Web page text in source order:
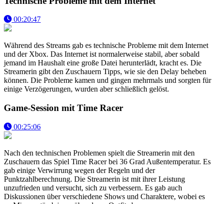
00:20:47
Während des Streams gab es technische Probleme mit dem Internet
und der Xbox. Das Internet ist normalerweise stabil, aber sobald
jemand im Haushalt eine große Datei herunterlädt, kracht es. Die
Streamerin gibt den Zuschauern Tipps, wie sie den Delay beheben
können. Die Probleme kamen und gingen mehrmals und sorgten für
einige Verzögerungen, wurden aber schließlich gelöst.
Game-Session mit Time Racer
00:25:06
Nach den technischen Problemen spielt die Streamerin mit den
Zuschauern das Spiel Time Racer bei 36 Grad Außentemperatur. Es
gab einige Verwirrung wegen der Regeln und der
Punktzahlberechnung. Die Streamerin ist mit ihrer Leistung
unzufrieden und versucht, sich zu verbessern. Es gab auch
Diskussionen über verschiedene Shows und Charaktere, wobei es